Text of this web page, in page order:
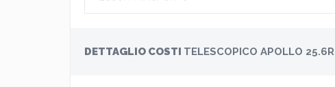
DETTAGLIO COSTI TELESCOPICO APOLLO 25.6R